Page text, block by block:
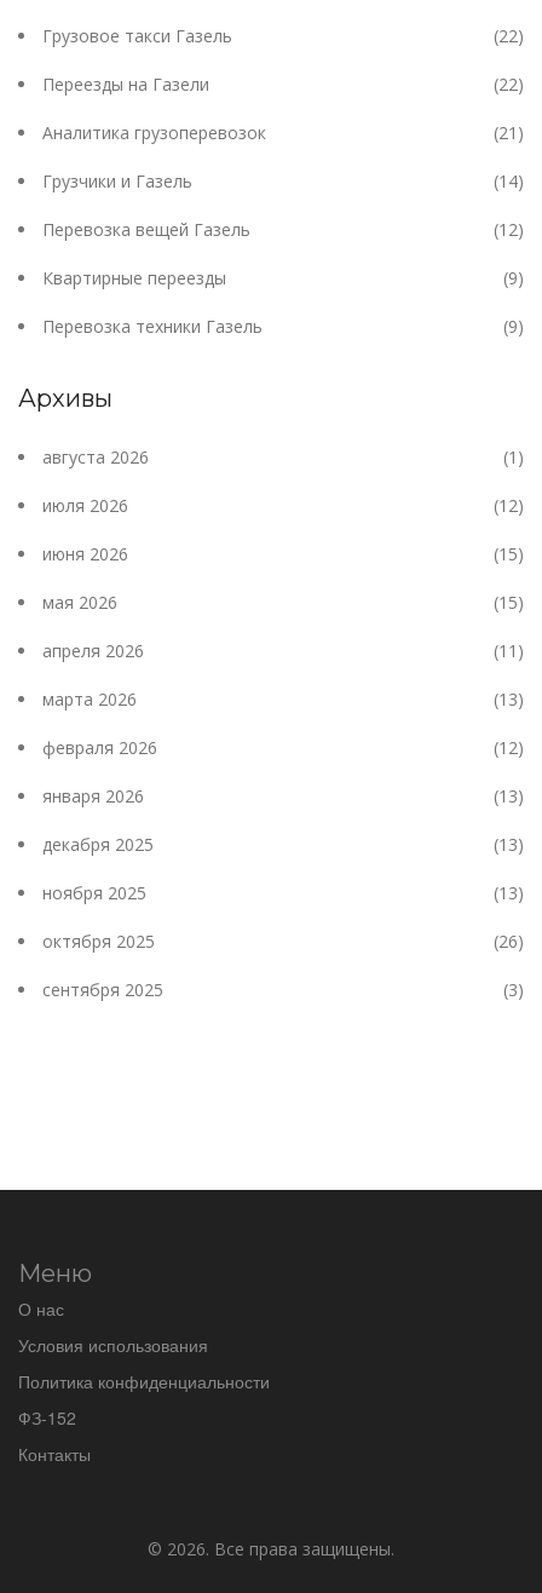
Грузовое такси Газель (22)
Переезды на Газели (22)
Аналитика грузоперевозок (21)
Грузчики и Газель (14)
Перевозка вещей Газель (12)
Квартирные переезды (9)
Перевозка техники Газель (9)
Архивы
августа 2026 (1)
июля 2026 (12)
июня 2026 (15)
мая 2026 (15)
апреля 2026 (11)
марта 2026 (13)
февраля 2026 (12)
января 2026 (13)
декабря 2025 (13)
ноября 2025 (13)
октября 2025 (26)
сентября 2025 (3)
Меню
О нас
Условия использования
Политика конфиденциальности
ФЗ-152
Контакты
© 2026. Все права защищены.